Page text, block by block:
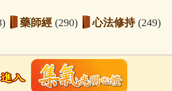
藥師經 (290) 心法修持 (249)
臨終助念(190) 文殊菩薩(165)
(綠度母)(144) 動物念佛往生